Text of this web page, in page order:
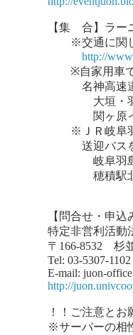
【集 合】ラー
※交通に関し
http://
※自家用車で
名神高速道
大垣・羽島
関ヶ原イン
※ＪＲ岐阜羽
送迎バスを
岐阜羽島（
穂積駅北口
【問合せ・申込
特定非営利活動
〒166-8532 杉
Tel: 03-5307-
E-mail: juon-
http://
！！ご注意とお
※サーバーの相